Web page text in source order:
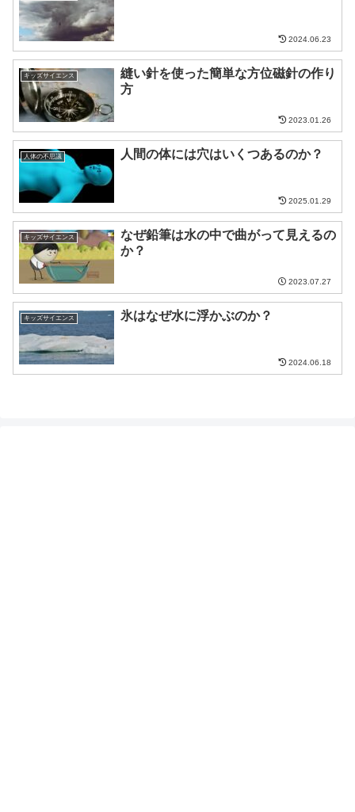
2024.06.23
キッズサイエンス
縫い針を使った簡単な方位磁針の作り
方
2023.01.26
人体の不思議 人間の体には穴はいくつあるのか？
2025.01.29
キッズサイエンス
なぜ鉛筆は水の中で曲がって見えるの
か？
2023.07.27
キッズサイエンス 氷はなぜ水に浮かぶのか？
2024.06.18